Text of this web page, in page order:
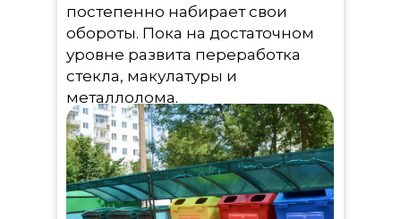
постепенно набирает свои
обороты. Пока на достаточном
уровне развита переработка
стекла, макулатуры и
металлолома.